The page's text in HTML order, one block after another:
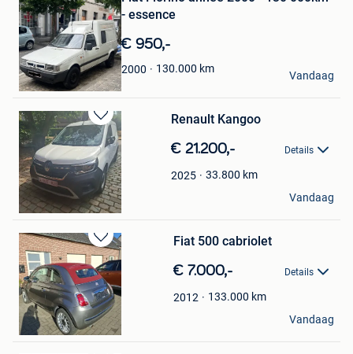
Mijn
Favorieten
- essence
€ 950,-
2000 130.000 km
TSchum
Auderghem
Vandaag
Bewaren
in
Mijn
Favorieten
Renault Kangoo
€ 21.200,- Details
2025 33.800 km
Bob Pouillon
Turnhout
Vandaag
Bewaren
in
Mijn
Favorieten
Fiat 500 cabriolet
€ 7.000,- Details
2012 133.000 km
Andy
Mouscron
Vandaag